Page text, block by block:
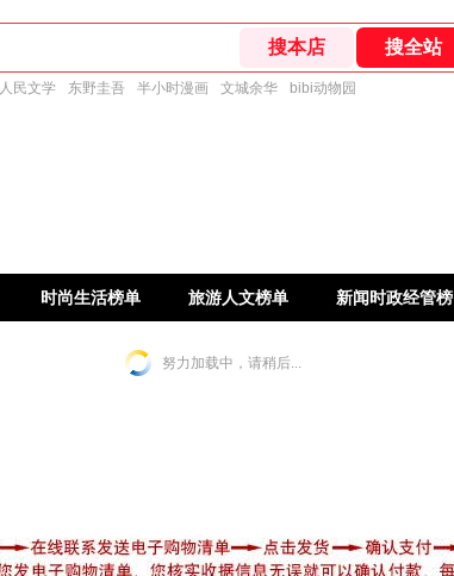
人民文学 东野圭吾 半小时漫画 文城余华 bibi动物园
时尚生活榜单 旅游人文榜单 新闻时政经管榜
努力加载中，请稍后...